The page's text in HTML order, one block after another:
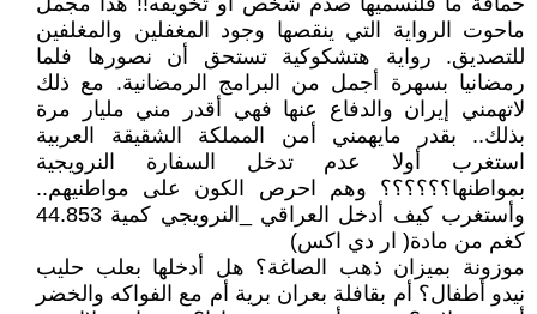
ماحوت الرواية التي ينقصها وجود المغفلين والمغلفين
للتصديق. رواية هتشكوكية تستحق أن نصورها فلما
رمضانيا بسهرة أجمل من البرامج الرمضانية. مع ذلك
لاتهمني إيران والدفاع عنها فهي أقدر مني مليار مرة
بذلك.. بقدر مايهمني أمن المملكة الشقيقة العربية
استغرب أولا عدم تدخل السفارة النرويجية
بمواطنها؟؟؟؟؟؟ وهم احرص الكون على مواطنيهم..
وأستغرب كيف أدخل العراقي _النرويجي كمية 44.853
كغم من مادة( ار دي اكس)
موزونة بميزان ذهب الصاغة؟ هل أدخلها بعلب حليب
نيدو أطفال؟ أم بقافلة بعران برية أم مع الفواكه والخضر